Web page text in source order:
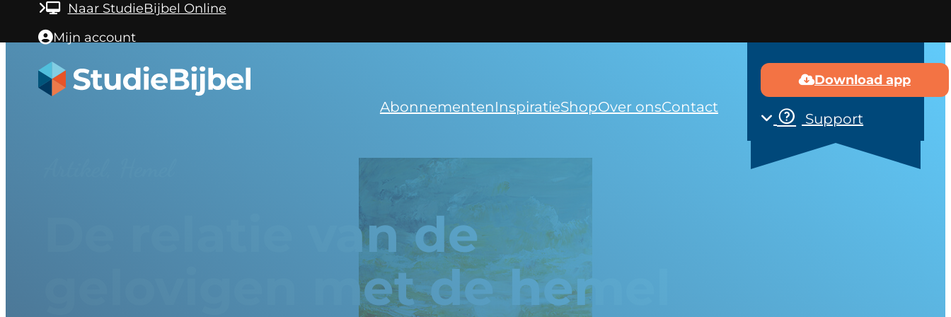
Ga naar hoofdinhoud Ga naar voettekst
Naar StudieBijbel Online
Mijn account
AbonnementenInspiratieShopOver onsContact
Download app
Support
De relatie van de
gelovigen met de hemel